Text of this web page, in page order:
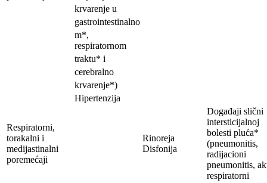
krvarenje u
gastrointestinalno
m*,
respiratornom
traktu* i
cerebralno
krvarenje*)
Hipertenzija
Respiratorni,
torakalni i
medijastinalni
poremećaji
Rinoreja
Disfonija
Događaji slični
intersticijalnoj
bolesti pluća*
(pneumonitis,
radijacioni
pneumonitis,
respiratorni